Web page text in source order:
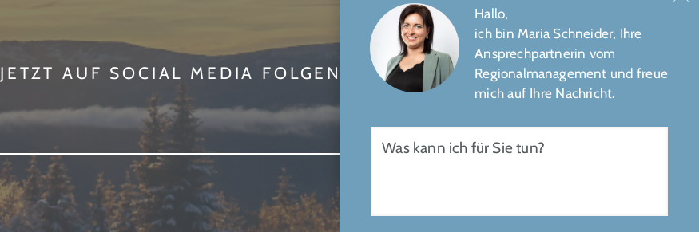
Hallo,
ich bin Maria Schneider, Ihre
Ansprechpartnerin vom
Regionalmanagement und freue
mich auf Ihre Nachricht.
JETZT AUF SOCIAL MEDIA FOLGEN